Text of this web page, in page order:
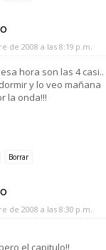
de 2008 a las 8:19 p.m.
hora son las 4 casi..
y lo veo mañana
la onda!!!
Borrar
de 2008 a las 8:30 p.m.
el capitulo!!